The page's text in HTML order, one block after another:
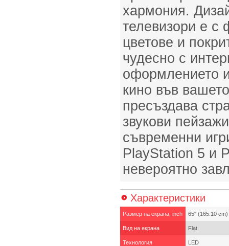
хармония.
телевизори е
цветове и
чудесно с
оформлението
кино във
пресъздава
звукови
съвременни
PlayStation 5 и
невероятно
Характеристики
Размер на екрана, inch 65" (165.10 cm)
Вид на екрана Flat
Технология LED